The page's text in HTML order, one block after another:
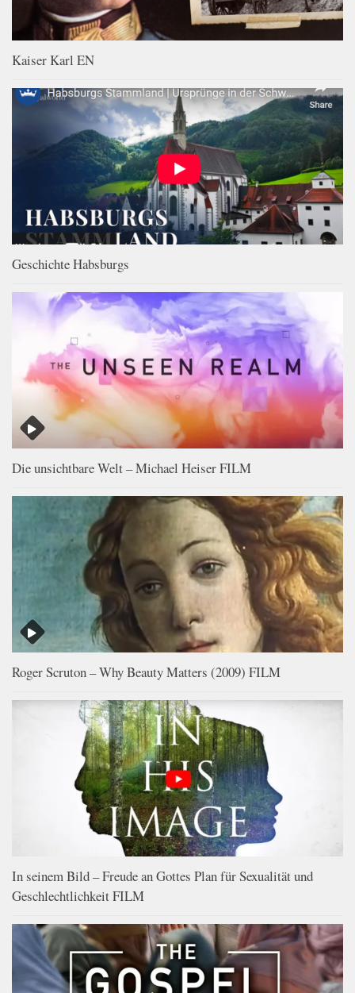
Kaiser Karl EN
Geschichte Habsburgs
Die unsichtbare Welt – Michael Heiser FILM
Roger Scruton – Why Beauty Matters (2009) FILM
In seinem Bild – Freude an Gottes Plan für Sexualität und
Geschlechtlichkeit FILM